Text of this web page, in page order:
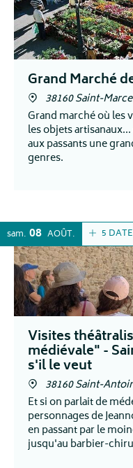
Grand Marché
38160 Saint-
Grand marché où les
les objets
aux passants une
genres.
5
sam. 08 AOÛT
Visites
médiévale" -
s'il le veut
38160 Saint-
Et si on parlait de
personnages de
en passant par le
jusqu'au barbier-